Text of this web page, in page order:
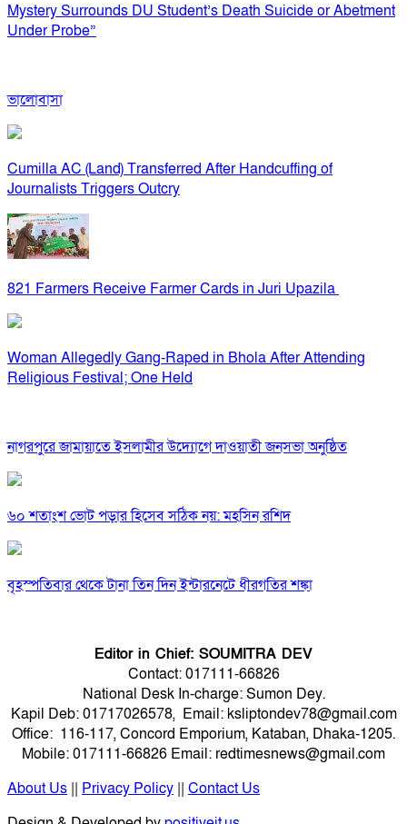
Mystery Surrounds DU Student’s Death Suicide or Abetment
Under Probe”
ভালোবাসা
Cumilla AC (Land) Transferred After Handcuffing of
Journalists Triggers Outcry
821 Farmers Receive Farmer Cards in Juri Upazila
Woman Allegedly Gang-Raped in Bhola After Attending
Religious Festival; One Held
নাগরপুরে জামায়াতে ইসলামীর উদ্যোগে দাওয়াতী জনসভা অনুষ্ঠিত
৬০ শতাংশ ভোট পড়ার হিসেব সঠিক নয়: মহসিন রশিদ
বৃহস্পতিবার থেকে টানা তিন দিন ইন্টারনেটে ধীরগতির শঙ্কা
Editor in Chief: SOUMITRA DEV
Contact: 017111-66826
National Desk In-charge: Sumon Dey.
Kapil Deb: 01717026578, Email: ksliptondev78@gmail.com
Office: 116-117, Concord Emporium, Kataban, Dhaka-1205.
Mobile: 017111-66826 Email: redtimesnews@gmail.com
About Us || Privacy Policy || Contact Us